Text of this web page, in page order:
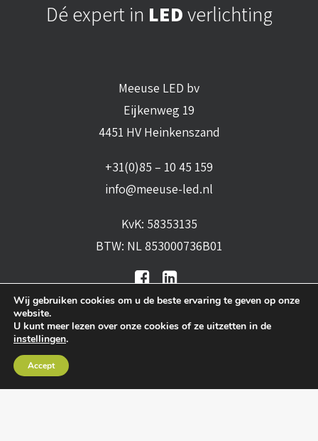
Dé expert in LEDverlichting
Meeuse LED bv
Eijkenweg 19
4451 HV Heinkenszand
+31(0)85 – 10 45 159
info@meeuse-led.nl
KvK: 58353135
BTW: NL 853000736B01
leveringsvoorwaarden
Wij gebruiken cookies om u de beste ervaring te geven op onze
website.
U kunt meer lezen over onze cookies of ze uitzetten in de
instellingen.
Accept